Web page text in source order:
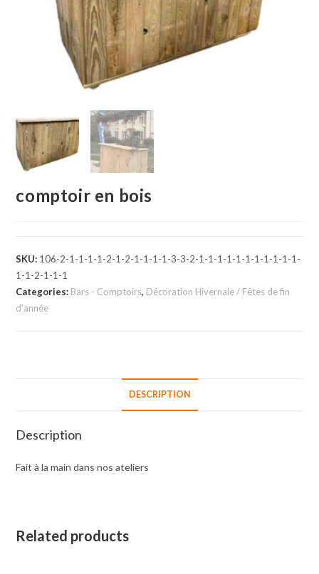
comptoir en bois
SKU: 106-2-1-1-1-1-2-1-2-1-1-1-1-3-3-2-1-1-1-1-1-1-1-1-1-1-1-
1-1-2-1-1-1
Categories: Bars - Comptoirs, Décoration Hivernale / Fêtes de fin
d'année
DESCRIPTION
Description
Fait à la main dans nos ateliers
Related products